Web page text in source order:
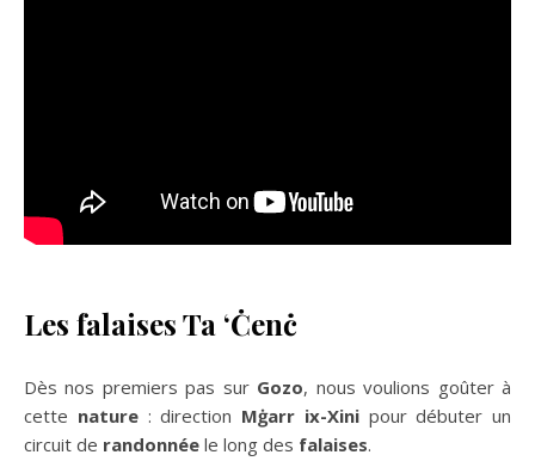
Les falaises Ta ‘Ċenċ
Dès nos premiers pas sur Gozo, nous voulions goûter à
cette nature: direction Mġarr ix-Xini pour débuter un
circuit de randonnée le long des falaises.